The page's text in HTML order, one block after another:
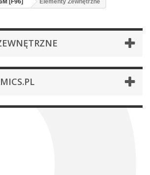
[F96] Elementy Zewnętrzne